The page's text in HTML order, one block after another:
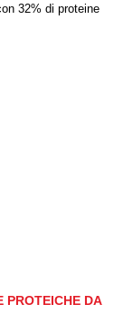
32% di proteine
PROTEICHE DA